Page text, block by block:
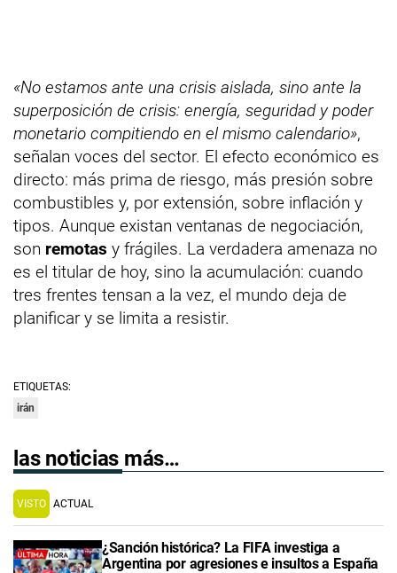
«No estamos ante una crisis aislada, sino ante la
superposición de crisis: energía, seguridad y poder
monetario compitiendo en el mismo calendario»,
señalan voces del sector. El efecto económico es
directo: más prima de riesgo, más presión sobre
combustibles y, por extensión, sobre inflación y
tipos. Aunque existan ventanas de negociación,
son remotas y frágiles. La verdadera amenaza no
es el titular de hoy, sino la acumulación: cuando
tres frentes tensan a la vez, el mundo deja de
planificar y se limita a resistir.
ETIQUETAS:
irán
las noticias más…
VISTO ACTUAL
¿Sanción histórica? La FIFA investiga a
Argentina por agresiones e insultos a España